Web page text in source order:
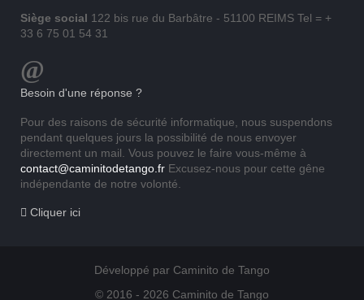
Siège social 122 bis rue du Barbâtre - 51100 REIMS Tel = +
33 6 75 01 54 31
Besoin d'une réponse ?
Pour des raisons de sécurité informatique, nous suspendons
pendant quelques jours la possibilité de nous envoyer
directement un mail. Vous pouvez le faire vous-même à
contact@caminitodetango.fr Excusez-nous pour cette gêne
indépendante de notre volonté.
Cliquer ici
Développé par Caminito de Tango
© 2016 - 2026 Caminito de Tango